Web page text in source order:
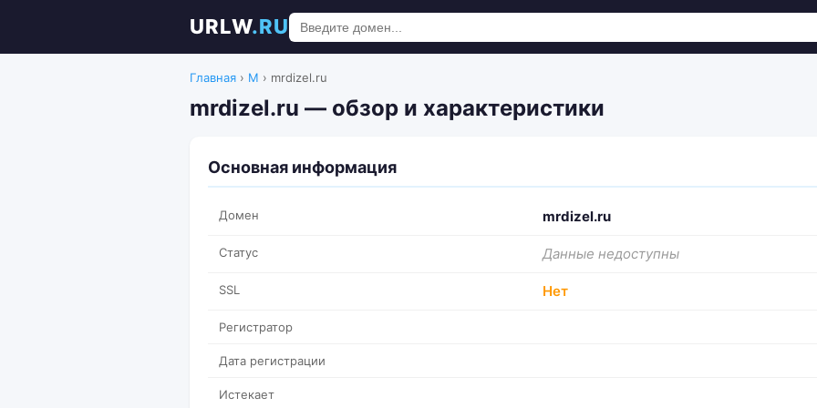
URLW.RU
Главная › M › mrdizel.ru
mrdizel.ru — обзор и характеристики
Основная информация
Домен mrdizel.ru
Статус Данные недоступны
SSL Нет
Регистратор
Дата регистрации
Истекает